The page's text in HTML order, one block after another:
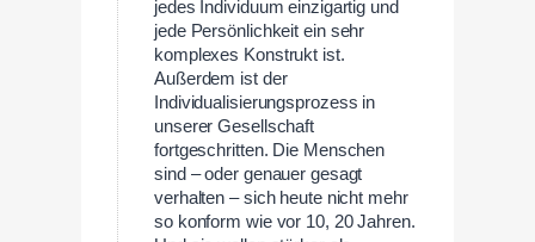
jedes Individuum einzigartig und
jede Persönlichkeit ein sehr
komplexes Konstrukt ist.
Außerdem ist der
Individualisierungsprozess in
unserer Gesellschaft
fortgeschritten. Die Menschen
sind – oder genauer gesagt
verhalten – sich heute nicht mehr
so konform wie vor 10, 20 Jahren.